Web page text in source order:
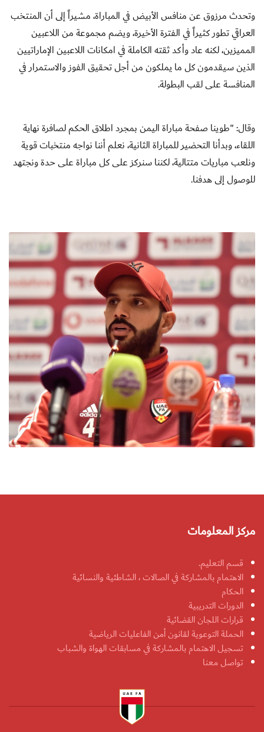
وتحدثمرزوقعنمنافسالأبيضفيالمباراة،مشيراًإلىأنالمنتخب
العراقيتطوركثيراًفيالفترةالأخيرة،ويضممجموعةمناللاعبين
المميزين،لكنهعادوأكدثقتهالكاملةفيامكاناتاللاعبينالإماراتيين
الذينسيقدمونكلمايملكونمنأجلتحقيقالفوزوالاستمرارفي
المنافسةعلىلقبالبطولة.
وقال: "طوينا صفحةمباراةاليمنبمجرداطلاقالحكملصافرةنهاية
اللقاء،وبدأنا التحضيرللمباراةالثانية،نعلمأننا نواجهمنتخباتقوية
ونلعبمبارياتمتتالية،لكنناسنركزعلىكلمباراةعلىحدةونجتهد
للوصولإلىهدفنا.
مركز المعلومات
قسم التعليم.
الاهتمام بالمشاركة في الصالات ، الشاطئية والنسائية
الحكام
الدورات التدريبية
قرارات اللجان القضائية
الحملة التوعوية لقانون أمن الفاعليات الرياضية
تسجيل الاهتمام بالمشاركة في مسابقات الهواة والشباب
تواصل معنا